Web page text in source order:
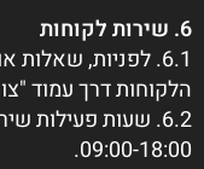
6. שירות לקוחות
6.1. לפניות, שאלות
הלקוחות דרך עמוד
6.2. שעות פעילות
09:00-18:00.